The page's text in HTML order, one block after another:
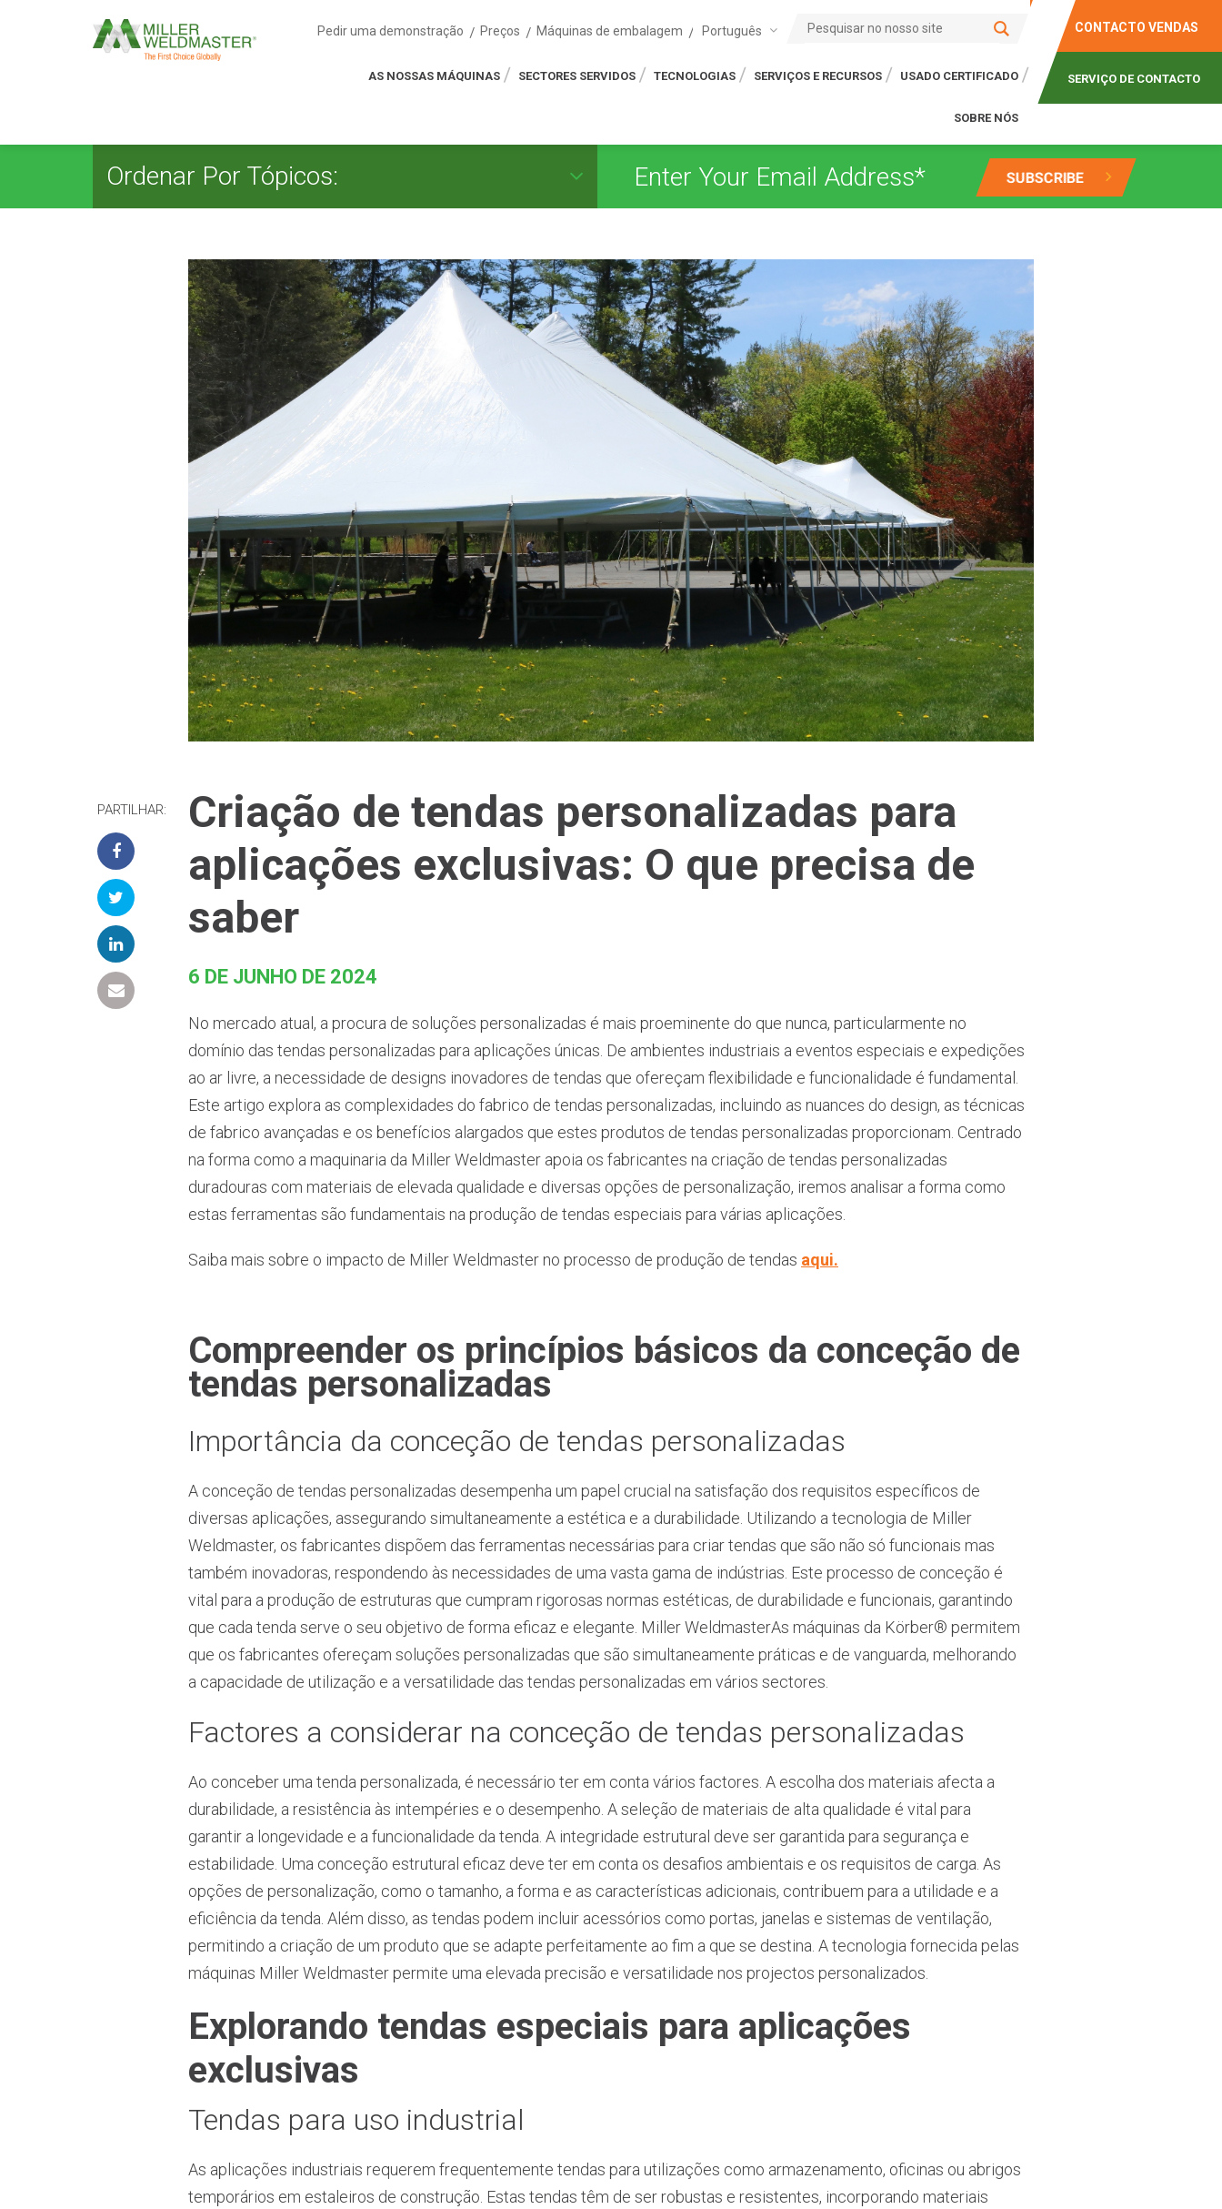
Pedir uma demonstração Preços Máquinas de embalagem Português
AS NOSSAS MÁQUINAS SECTORES SERVIDOS TECNOLOGIAS SERVIÇOS E RECURSOS USADO CERTIFICADO
SOBRE NÓS
CONTACTO VENDAS
SERVIÇO DE CONTACTO
Ordenar Por Tópicos:
Criação de tendas personalizadas para
aplicações exclusivas: O que precisa de
saber
6 DE JUNHO DE 2024
PARTILHAR:
No mercado atual, a procura de soluções personalizadas é mais proeminente do que nunca, particularmente no
domínio das tendas personalizadas para aplicações únicas. De ambientes industriais a eventos especiais e expedições
ao ar livre, a necessidade de designs inovadores de tendas que ofereçam flexibilidade e funcionalidade é fundamental.
Este artigo explora as complexidades do fabrico de tendas personalizadas, incluindo as nuances do design, as técnicas
de fabrico avançadas e os benefícios alargados que estes produtos de tendas personalizadas proporcionam. Centrado
na forma como a maquinaria da Miller Weldmaster apoia os fabricantes na criação de tendas personalizadas
duradouras com materiais de elevada qualidade e diversas opções de personalização, iremos analisar a forma como
estas ferramentas são fundamentais na produção de tendas especiais para várias aplicações.
Saiba mais sobre o impacto de Miller Weldmaster no processo de produção de tendas aqui.
Compreender os princípios básicos da conceção de
tendas personalizadas
Importância da conceção de tendas personalizadas
A conceção de tendas personalizadas desempenha um papel crucial na satisfação dos requisitos específicos de
diversas aplicações, assegurando simultaneamente a estética e a durabilidade. Utilizando a tecnologia de Miller
Weldmaster, os fabricantes dispõem das ferramentas necessárias para criar tendas que são não só funcionais mas
também inovadoras, respondendo às necessidades de uma vasta gama de indústrias. Este processo de conceção é
vital para a produção de estruturas que cumpram rigorosas normas estéticas, de durabilidade e funcionais, garantindo
que cada tenda serve o seu objetivo de forma eficaz e elegante. Miller WeldmasterAs máquinas da Körber® permitem
que os fabricantes ofereçam soluções personalizadas que são simultaneamente práticas e de vanguarda, melhorando
a capacidade de utilização e a versatilidade das tendas personalizadas em vários sectores.
Factores a considerar na conceção de tendas personalizadas
Ao conceber uma tenda personalizada, é necessário ter em conta vários factores. A escolha dos materiais afecta a
durabilidade, a resistência às intempéries e o desempenho. A seleção de materiais de alta qualidade é vital para
garantir a longevidade e a funcionalidade da tenda. A integridade estrutural deve ser garantida para segurança e
estabilidade. Uma conceção estrutural eficaz deve ter em conta os desafios ambientais e os requisitos de carga. As
opções de personalização, como o tamanho, a forma e as características adicionais, contribuem para a utilidade e a
eficiência da tenda. Além disso, as tendas podem incluir acessórios como portas, janelas e sistemas de ventilação,
permitindo a criação de um produto que se adapte perfeitamente ao fim a que se destina. A tecnologia fornecida pelas
máquinas Miller Weldmaster permite uma elevada precisão e versatilidade nos projectos personalizados.
Explorando tendas especiais para aplicações
exclusivas
Tendas para uso industrial
As aplicações industriais requerem frequentemente tendas para utilizações como armazenamento, oficinas ou abrigos
temporários em estaleiros de construção. Estas tendas têm de ser robustas e resistentes, incorporando materiais